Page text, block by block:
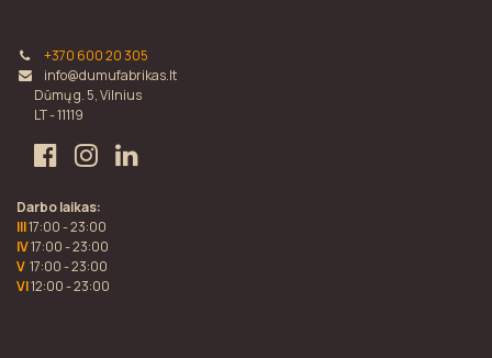
+370 600 20 305
info@dumufabrikas.lt
Dūmų g. 5, Vilnius
LT - 11119
Darbo laikas:
III17:00 - 23:00
IV17:00 - 23:00
V 17:00 - 23:00
VI12:00 - 23:00